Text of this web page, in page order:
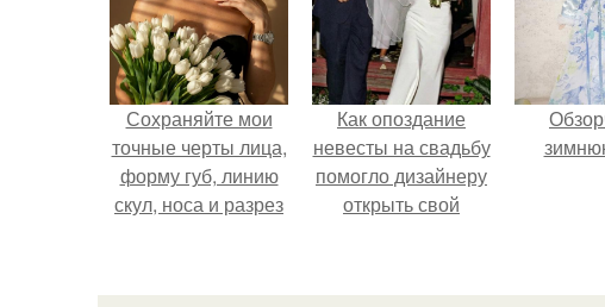
Сохраняйте мои
точные черты лица,
форму губ, линию
скул, носа и разрез
Как опоздание
невесты на свадьбу
помогло дизайнеру
открыть свой